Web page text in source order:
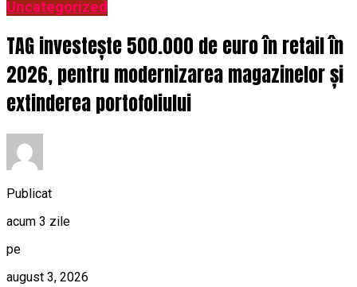
Uncategorized
TAG investește 500.000 de euro în retail în
2026, pentru modernizarea magazinelor și
extinderea portofoliului
Publicat
acum 3 zile
pe
august 3, 2026